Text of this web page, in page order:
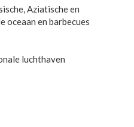
Aziatische en
oceaan en barbecues
luchthaven